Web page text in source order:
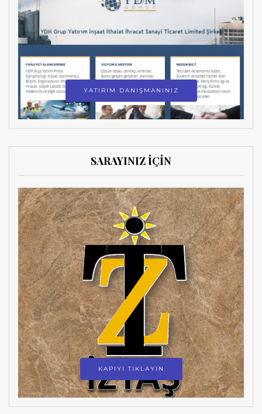
YATIRIM DANIŞMANINIZ
SARAYINIZ İÇİN
KAPIYI TIKLAYIN